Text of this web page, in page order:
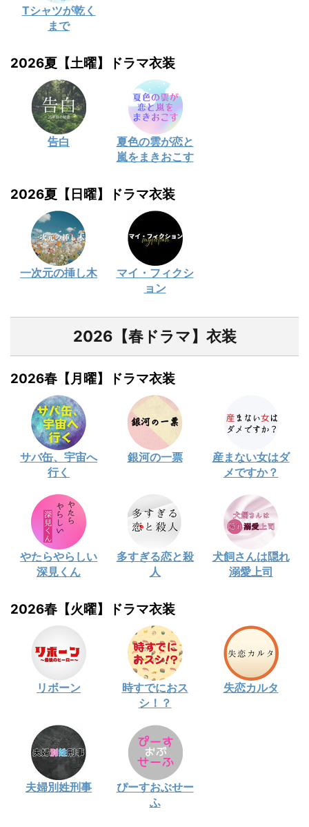
Tシャツが乾く
まで
2026夏【土曜】ドラマ衣装
告白
夏色の雲が恋と
嵐をまきおこす
2026夏【日曜】ドラマ衣装
一次元の挿し木
マイ・フィクシ
ョン
2026【春ドラマ】衣装
2026春【月曜】ドラマ衣装
サバ缶、宇宙へ
行く
銀河の一票
産まない女はダ
メですか？
やたらやらしい
深見くん
多すぎる恋と殺
人
犬飼さんは隠れ
溺愛上司
2026春【火曜】ドラマ衣装
リボーン
時すでにおス
シ！？
失恋カルタ
夫婦別姓刑事
ぴーすおぶせー
ふ